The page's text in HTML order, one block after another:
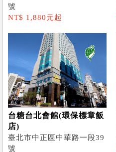
號
NT$ 1,880元起
台糖台北會館(環保標章飯
店)
臺北市中正區中華路一段39
號